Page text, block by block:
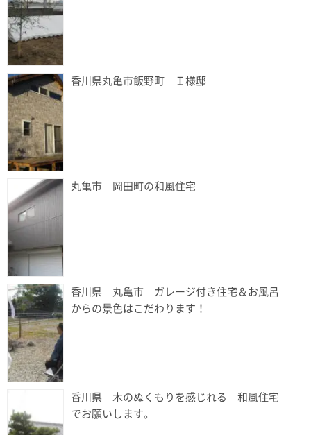
香川県丸亀市飯野町 Ｉ様邸
丸亀市 岡田町の和風住宅
香川県 丸亀市 ガレージ付き住宅＆お風呂
からの景色はこだわります！
香川県 木のぬくもりを感じれる 和風住宅
でお願いします。